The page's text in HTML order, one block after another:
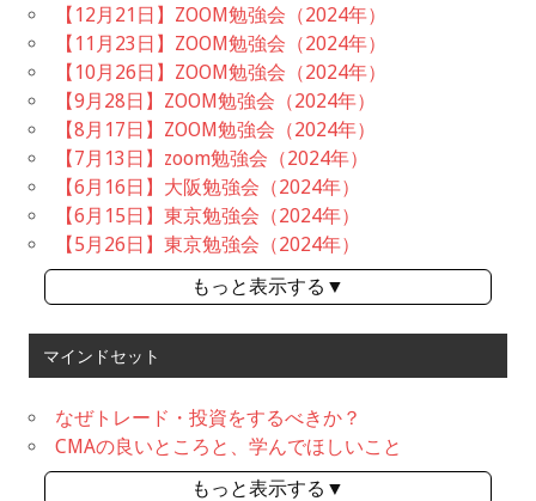
【12月21日】ZOOM勉強会（2024年）
【11月23日】ZOOM勉強会（2024年）
【10月26日】ZOOM勉強会（2024年）
【9月28日】ZOOM勉強会（2024年）
【8月17日】ZOOM勉強会（2024年）
【7月13日】zoom勉強会（2024年）
【6月16日】大阪勉強会（2024年）
【6月15日】東京勉強会（2024年）
【5月26日】東京勉強会（2024年）
もっと表示する▼
マインドセット
なぜトレード・投資をするべきか？
CMAの良いところと、学んでほしいこと
もっと表示する▼